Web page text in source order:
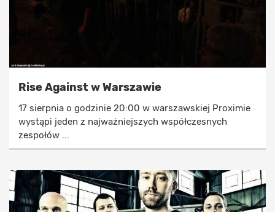
Rise Against w Warszawie
17 sierpnia o godzinie 20:00 w warszawskiej Proximie
wystąpi jeden z najważniejszych współczesnych
zespołów ...